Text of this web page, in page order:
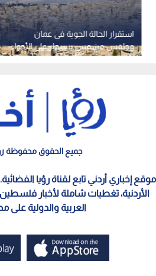
استقرار الحالة الجوية في عمان
وطقس مشمس يسيطر على الأجواء
جميع الحقوق محفوظة رؤيا
موقع إخباري أردني تابع لقناة رؤيا الفضائية.
الأردنية، تغطيات شاملة لأخبار
العربية والدولية على